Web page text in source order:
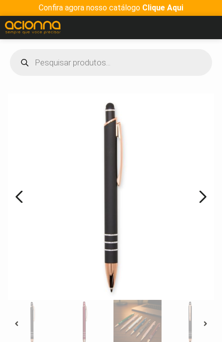
Confira agora nosso catálogo Clique Aqui